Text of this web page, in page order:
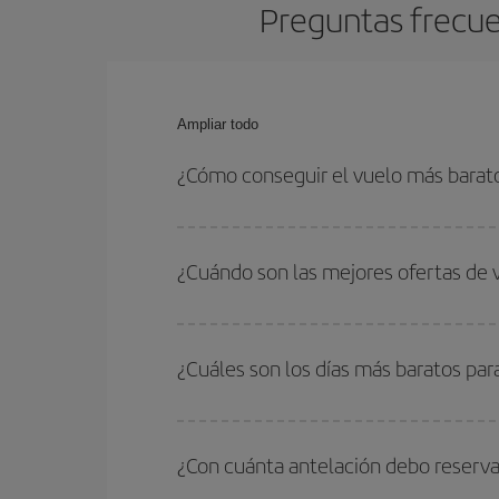
Preguntas
Ampliar todo
¿Cómo conseguir el vuelo más
fechas y horarios de ida y vuelta.
¿Cuándo son las mejores ofertas de
periodos de vacaciones escolares son
precios encontrarás.
¿Cuáles son los días más baratos
quieres ir y en qué fechas habías pensado
para que puedas encontrar la mejor oferta.
¿Con cuánta antelación debo